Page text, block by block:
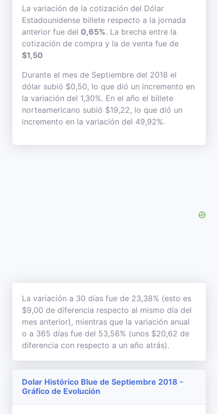
La variación de la cotización del Dólar
Estadounidense billete respecto a la jornada
anterior fue del 0,65%. La brecha entre la
cotización de compra y la de venta fue de
$1,50
Durante el mes de Septiembre del 2018 el
dólar subió $0,50, lo que dió un incremento en
la variación del 1,30%. En el año el billete
norteamericano subió $19,22, lo que dió un
incremento en la variación del 49,92%.
La variación a 30 días fue de 23,38% (esto es
$9,00 de diferencia respecto al mismo día del
mes anterior), mientras que la variación anual
o a 365 días fue del 53,56% (unos $20,62 de
diferencia con respecto a un año atrás).
Dolar Histórico Blue de Septiembre 2018 -
Gráfico de Evolución